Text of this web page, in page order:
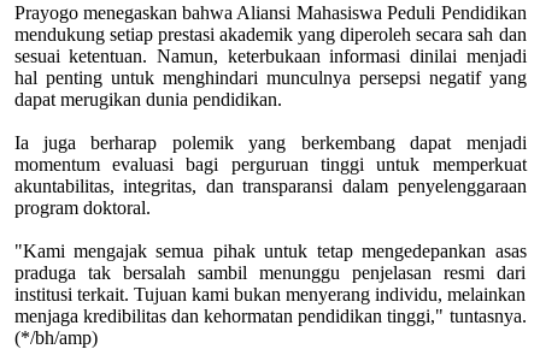
Prayogo menegaskan bahwa Aliansi Mahasiswa Peduli Pendidikan
mendukung setiap prestasi akademik yang diperoleh secara sah dan
sesuai ketentuan. Namun, keterbukaan informasi dinilai menjadi
hal penting untuk menghindari munculnya persepsi negatif yang
dapat merugikan dunia pendidikan.
Ia juga berharap polemik yang berkembang dapat menjadi
momentum evaluasi bagi perguruan tinggi untuk memperkuat
akuntabilitas, integritas, dan transparansi dalam penyelenggaraan
program doktoral.
"Kami mengajak semua pihak untuk tetap mengedepankan asas
praduga tak bersalah sambil menunggu penjelasan resmi dari
institusi terkait. Tujuan kami bukan menyerang individu, melainkan
menjaga kredibilitas dan kehormatan pendidikan tinggi," tuntasnya.
(*/bh/amp)